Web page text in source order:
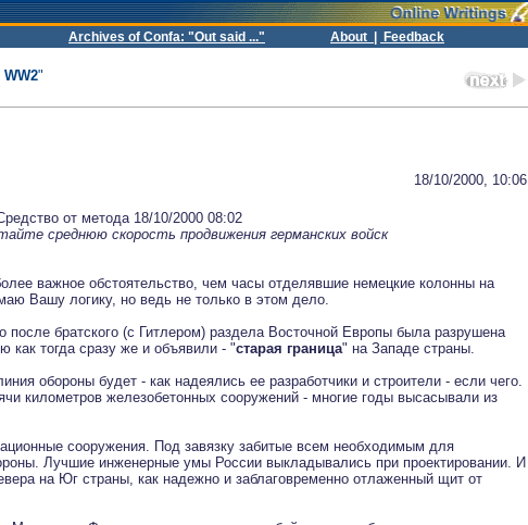
Archives of Confa: "Out said ..." About | Feedback
"
18/10/2000, 10:06
oт мeтoдa 18/10/2000 08:02
среднюю скорость продвижения германских войск
важное обстоятельство, чем часы отделявшие немецкие колонны на
Вашу логику, но ведь не только в этом дело.
после братского (с Гитлером) раздела Восточной Европы была разрушена
как тогда сразу же и объявили - "старая граница" на Западе страны.
обороны будет - как надеялись ее разработчики и строители - если чего.
километров железобетонных сооружений - многие годы высасывали из
сооружения. Под завязку забитые всем необходимым для
Лучшие инженерные умы России выкладывались при проектировании. И
на Юг страны, как надежно и заблаговременно отлаженный щит от